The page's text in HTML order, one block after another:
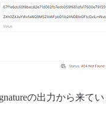
の出力から来てい